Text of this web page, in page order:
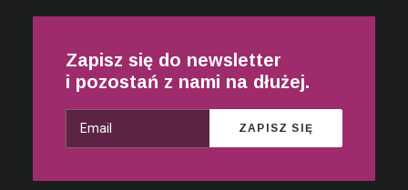
Zapisz się do newsletter
i pozostań z nami na dłużej.